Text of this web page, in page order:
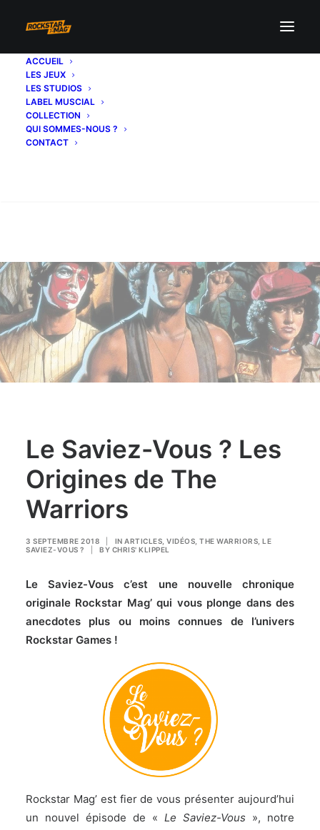
ACCUEIL
LES JEUX
LES STUDIOS
LABEL MUSCIAL
COLLECTION
QUI SOMMES-NOUS ?
CONTACT
Le Saviez-Vous ? Les
Origines de The
Warriors
3 SEPTEMBRE 2018 IN ARTICLES VIDÉOS THE WARRIORS LE
SAVIEZ-VOUS ?
BY CHRIS' KLIPPEL
Le Saviez-Vous c’est une nouvelle chronique
originale Rockstar Mag’ qui vous plonge dans des
anecdotes plus ou moins connues de l’univers
Rockstar Games !
Rockstar Mag’ est fier de vous présenter aujourd’hui
un nouvel épisode de « Le Saviez-Vous », notre